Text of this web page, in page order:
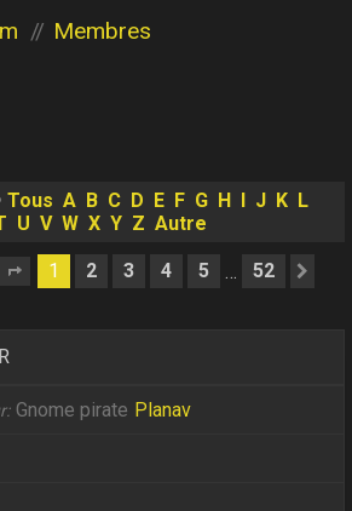
Membres
Tous A B C D E F G H J K L
U V W X Y Z Autre
Page 1sur52
1 2 3 4 5 … 52
Gnome pirate Planav